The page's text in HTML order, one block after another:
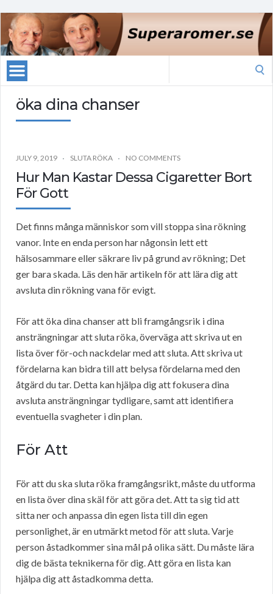
öka dina chanser
JULY 9, 2019 SLUTA RÖKA NO COMMENTS
Hur Man Kastar Dessa Cigaretter Bort
För Gott
Det finns många människor som vill stoppa sina rökning
vanor. Inte en enda person har någonsin lett ett
hälsosammare eller säkrare liv på grund av rökning; Det
ger bara skada. Läs den här artikeln för att lära dig att
avsluta din rökning vana för evigt.
För att öka dina chanser att bli framgångsrik i dina
ansträngningar att sluta röka, överväga att skriva ut en
lista över för-och nackdelar med att sluta. Att skriva ut
fördelarna kan bidra till att belysa fördelarna med den
åtgärd du tar. Detta kan hjälpa dig att fokusera dina
avsluta ansträngningar tydligare, samt att identifiera
eventuella svagheter i din plan.
För Att
För att du ska sluta röka framgångsrikt, måste du utforma
en lista över dina skäl för att göra det. Att ta sig tid att
sitta ner och anpassa din egen lista till din egen
personlighet, är en utmärkt metod för att sluta. Varje
person åstadkommer sina mål på olika sätt. Du måste lära
dig de bästa teknikerna för dig. Att göra en lista kan
hjälpa dig att åstadkomma detta.